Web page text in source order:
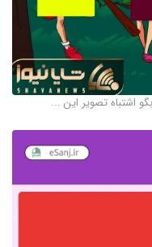
اشتباه تصویر این ...